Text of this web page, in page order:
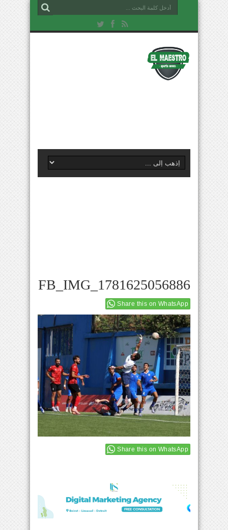
FB_IMG_1781625056886
Share this on WhatsApp
Share this on WhatsApp